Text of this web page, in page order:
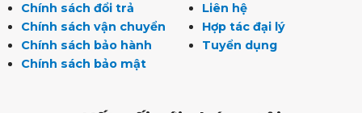
Chính sách đổi trả
Chính sách vận chuyển
Chính sách bảo hành
Chính sách bảo mật
Liên hệ
Hợp tác đại lý
Tuyển dụng